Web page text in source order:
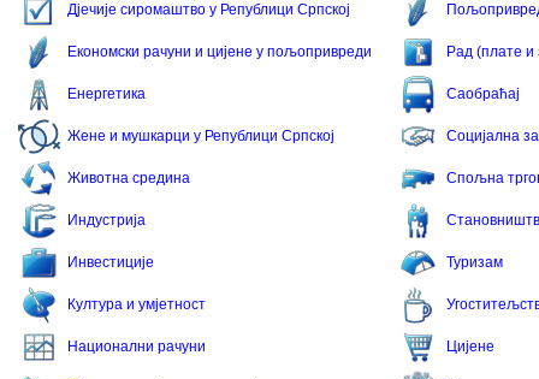
Дјечије сиромаштво у Републици Српској
Економски рачуни и цијене у пољопривреди Рад (плате и
Енергетика Саобраћај
Жене и мушкарци у Републици Српској Социјална
Животна средина Спољна
Индустрија
Инвестиције Туризам
Култура и умјетност
Национални рачуни Цијене